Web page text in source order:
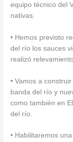
equipo técnico del
nativas.
• Hemos previsto
del río los sauces
realizó
• Vamos a
banda del río y
como también en
del río.
• Habilitaremos